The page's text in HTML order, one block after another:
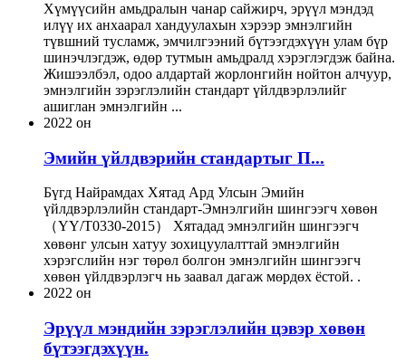
Хүмүүсийн амьдралын чанар сайжирч, эрүүл мэндэд
илүү их анхаарал хандуулахын хэрээр эмнэлгийн
түвшний тусламж, эмчилгээний бүтээгдэхүүн улам бүр
шинэчлэгдэж, өдөр тутмын амьдралд хэрэглэгдэж байна.
Жишээлбэл, одоо алдартай жорлонгийн нойтон алчуур,
эмнэлгийн зэрэглэлийн стандарт үйлдвэрлэлийг
ашиглан эмнэлгийн ...
2022 он
Эмийн үйлдвэрийн стандартыг П...
Бүгд Найрамдах Хятад Ард ​​Улсын Эмийн
үйлдвэрлэлийн стандарт-Эмнэлгийн шингээгч хөвөн
（YY/T0330-2015） Хятадад эмнэлгийн шингээгч
хөвөнг улсын хатуу зохицуулалттай эмнэлгийн
хэрэгслийн нэг төрөл болгон эмнэлгийн шингээгч
хөвөн үйлдвэрлэгч нь заавал дагаж мөрдөх ёстой. .
2022 он
Эрүүл мэндийн зэрэглэлийн цэвэр хөвөн
бүтээгдэхүүн.